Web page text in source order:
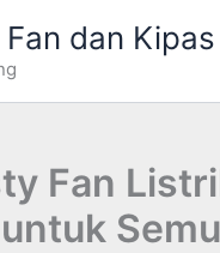
dan
Fan